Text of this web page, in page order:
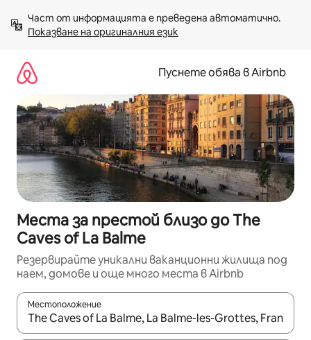
към
съдържанието
Показване на оригиналния език
Пуснете обява в Airbnb
Места за престой близо до The
Caves of La Balme
Резервирайте уникални ваканционни жилища под
наем, домове и още много места в Airbnb
Местоположение
Когато резултатите се покажат, използвайте